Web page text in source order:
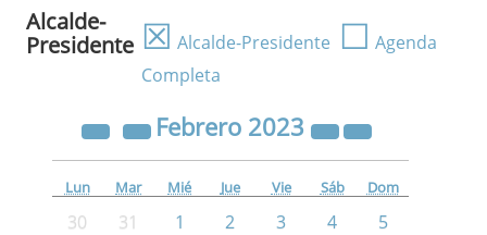
Alcalde-
Presidente ☒ Alcalde-Presidente ☐ Agenda
Completa
Febrero 2023
Lun Mar Mié Jue Vie Sáb Dom
30 31 1 2 3 4
5